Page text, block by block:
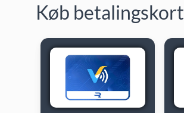
Køb betalingskort